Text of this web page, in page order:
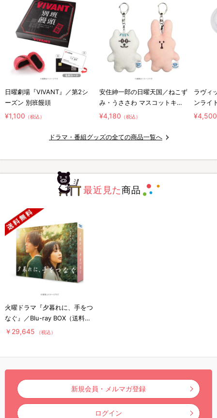
日曜劇場『VIVANT』／第2シ
ーズン 別班饅頭
¥1,100 （税込）
安住紳一郎の日曜天国／ねこず
み・うささわ マスコットキー
ホルダー2種セット
¥4,180 （税込）
ラヴィ
ンライ
¥4,500
ドラマ・番組グッズの全ての商品一覧へ
最近見た商品
火曜ドラマ『夕暮れに、手をつ
なぐ』／Blu-ray BOX（送料無
料・4枚組）
￥29,645 （税込）
新規会員・メルマガ登録
ログイン